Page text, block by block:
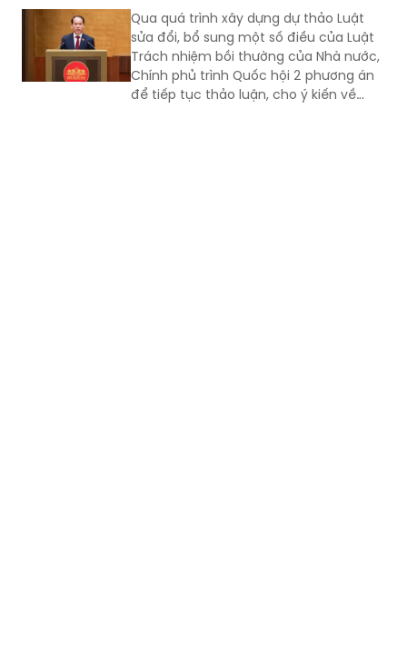
Qua quá trình xây dựng dự thảo Luật
sửa đổi, bổ sung một số điều của Luật
Trách nhiệm bồi thường của Nhà nước,
Chính phủ trình Quốc hội 2 phương án
để tiếp tục thảo luận, cho ý kiến về